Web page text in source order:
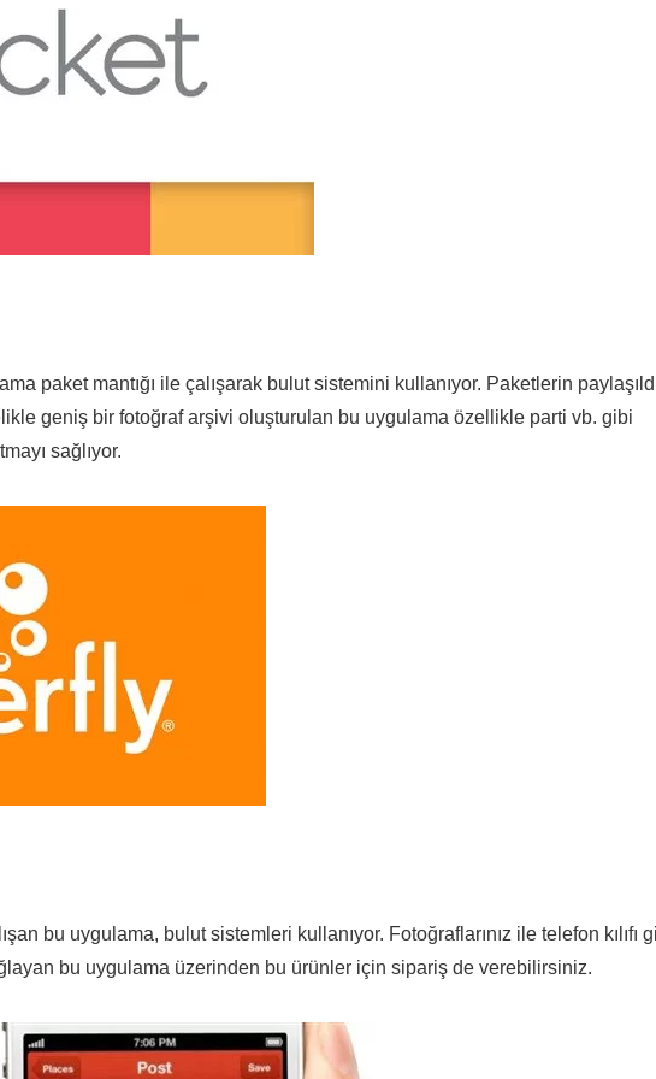
paket mantığı ile çalışarak bulut sistemini kullanıyor. Paketlerin
geniş bir fotoğraf arşivi oluşturulan bu uygulama özellikle parti vb. gibi
sağlıyor.
bu uygulama, bulut sistemleri kullanıyor. Fotoğraflarınız ile telefon kılıfı
bu uygulama üzerinden bu ürünler için sipariş de verebilirsiniz.